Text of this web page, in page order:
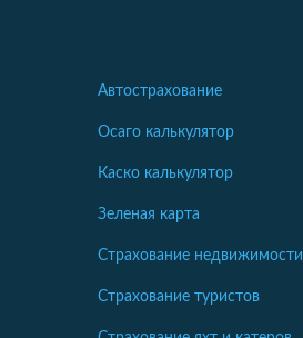
Автострахование
Осаго калькулятор
Каско калькулятор
Зеленая карта
Страхование недвижимости
Страхование туристов